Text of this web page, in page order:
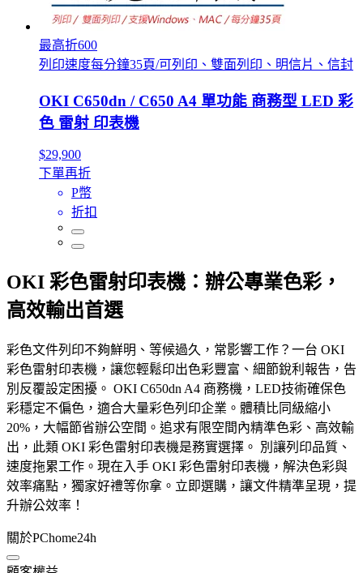
最高折600
列印速度每分鐘35頁/可列印、雙面列印、明信片、信封
OKI C650dn / C650 A4 單功能 商務型 LED 彩
色 雷射 印表機
$29,900
下單再折
P幣
折扣
OKI 彩色雷射印表機：辦公專業色彩，
高效輸出首選
彩色文件列印不夠鮮明、等候過久，常影響工作？一台 OKI
彩色雷射印表機，讓您輕鬆印出色彩豐富、細節銳利報告，告
別反覆設定困擾。 OKI C650dn A4 商務機，LED技術確保色
彩穩定不偏色，適合大量彩色列印企業。體積比同級縮小
20%，大幅節省辦公空間。追求有限空間內精準色彩、高效輸
出，此類 OKI 彩色雷射印表機是務實選擇。 別讓列印品質、
速度拖累工作。現在入手 OKI 彩色雷射印表機，解決色彩與
效率痛點，獨家好禮等你拿。立即選購，讓文件精準呈現，提
升辦公效率！
關於PChome24h